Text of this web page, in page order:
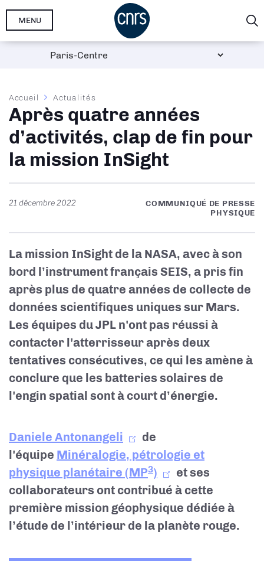
Aller
MENU
Fil
d'Ariane
Accueil Actualités
Après quatre années
d’activités, clap de fin pour
la mission InSight
21 décembre 2022
COMMUNIQUÉ DE PRESSE
PHYSIQUE
La mission InSight de la NASA, avec à son
bord l’instrument français SEIS, a pris fin
après plus de quatre années de collecte de
données scientifiques uniques sur Mars.
Les équipes du JPL n'ont pas réussi à
contacter l'atterrisseur après deux
tentatives consécutives, ce qui les amène à
conclure que les batteries solaires de
l'engin spatial sont à court d’énergie.
Daniele Antonangeli
de
l'équipe Minéralogie, pétrologie et
physique planétaire (MP3)
et ses
collaborateurs ont contribué à cette
première mission géophysique dédiée à
l’étude de l’intérieur de la planète rouge.